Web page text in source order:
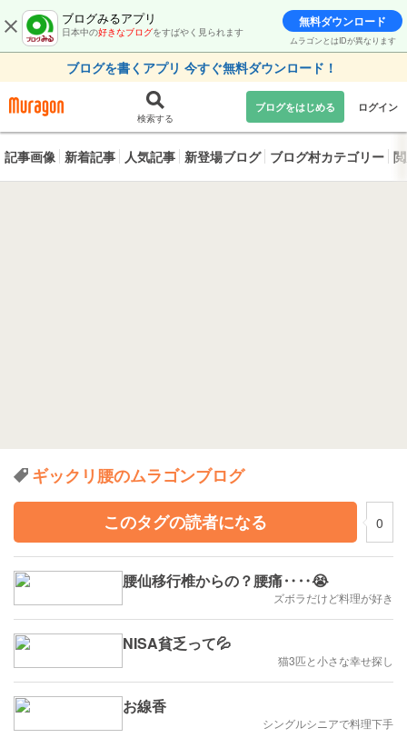
ブログみるアプリ
日本中の好きなブログをすばやく見られます
無料ダウンロード
ムラゴンとはIDが異なります
ブログを書くアプリ 今すぐ無料ダウンロード！
検索する
ブログをはじめる ログイン
記事画像 新着記事 人気記事 新登場ブログ ブログ村カテゴリー
ギックリ腰のムラゴンブログ
このタグの読者になる
0
腰仙移行椎からの？腰痛‥‥😭
ズボラだけど料理が好き
NISA貧乏って💦
猫3匹と小さな幸せ探し
お線香
シングルシニアで料理下手